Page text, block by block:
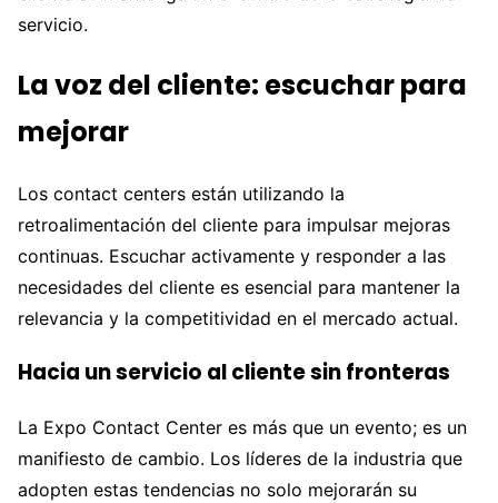
servicio.
La voz del cliente: escuchar para
mejorar
Los contact centers están utilizando la
retroalimentación del cliente para impulsar mejoras
continuas. Escuchar activamente y responder a las
necesidades del cliente es esencial para mantener la
relevancia y la competitividad en el mercado actual.
Hacia un servicio al cliente sin fronteras
La Expo Contact Center es más que un evento; es un
manifiesto de cambio. Los líderes de la industria que
adopten estas tendencias no solo mejorarán su